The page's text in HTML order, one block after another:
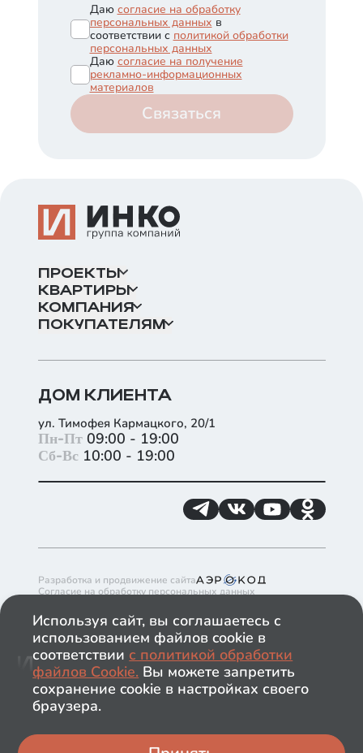
Даю согласие на обработку
персональных данных в
соответствии с политикой обработки
персональных данных
Даю согласие на получение
рекламно-информационных
материалов
Связаться
ПРОЕКТЫ
КВАРТИРЫ
КОМПАНИЯ
ПОКУПАТЕЛЯМ
ДОМ КЛИЕНТА
ул. Тимофея Кармацкого, 20/1
Пн-Пт 09:00 - 19:00
Сб-Вс 10:00 - 19:00
Разработка и продвижение сайта
Согласие на обработку персональных данных
Политика обработки файлов cookie в ГК ИНКО
Политика обработки персональных данных
Обращаем ваше внимание на то, что данный сайт носит
исключительно информационный характер и ни при каких
условиях информационные материалы и цены,
размещённые на сайте, не являются публичной офертой.
Застройщик имеет право изменять стоимость объектов.
ООО "ЛОТ 1.ТЮМЕНЬ. СПЕЦИАЛИЗИРОВАННЫЙ
ЗАСТРОЙЩИК"
2026© ИНКО и К, ИНКО
Используя сайт, вы соглашаетесь с
использованием файлов cookie в
соответствии с политикой обработки
файлов Сookie. Вы можете запретить
сохранение cookie в настройках своего
браузера.